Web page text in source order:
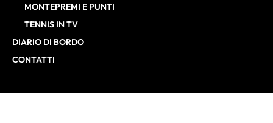
MONTEPREMI E PUNTI
TENNIS IN TV
DIARIO DI BORDO
CONTATTI